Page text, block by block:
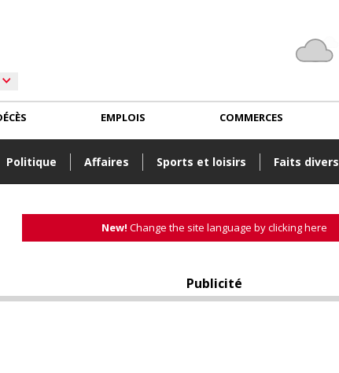
Politique Affaires Sports et loisirs Faits divers
EMPLOIS COMMERCES
New! Change the site language by clicking here
Publicité